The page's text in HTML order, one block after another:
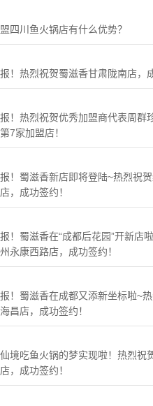
四川鱼火锅店有什么优势？
！热烈祝贺蜀滋香甘肃陇南店，
！热烈祝贺优秀加盟商代表周群
7家加盟店！
！蜀滋香新店即将登陆~热烈祝
，成功签约！
！蜀滋香在“成都后花园”开新店
永康西路店，成功签约！
！蜀滋香在成都又添新坐标啦~
昌店，成功签约！
境吃鱼火锅的梦实现啦！热烈祝
，成功签约！